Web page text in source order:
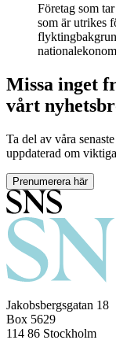
Företag som
som är utrikes
Missa inget
vårt
Ta del av våra
uppdaterad om
Prenumerera här
Jakobsbergsgatan 18
Box 5629
114 86 Stockholm